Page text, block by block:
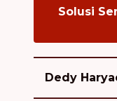
Solusi
Dedy